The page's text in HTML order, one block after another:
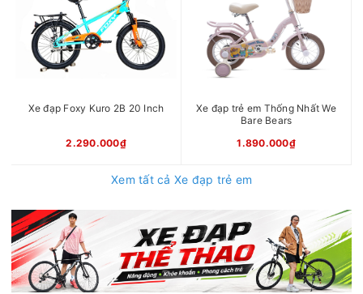
Xe đạp Foxy Kuro 2B 20 Inch
2.290.000₫
Xe đạp trẻ em Thống Nhất We
Bare Bears
1.890.000₫
Xem tất cả Xe đạp trẻ em